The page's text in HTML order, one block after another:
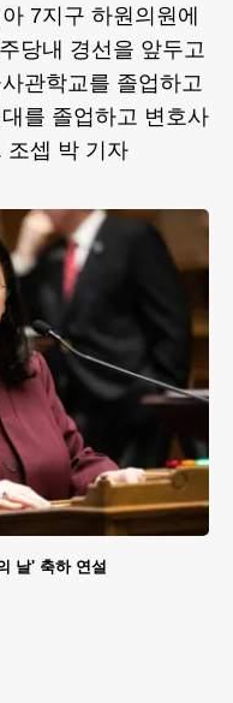
7지구 하원의원에
당내 경선을 앞두고
관학교를 졸업하고
를 졸업하고 변호사
조셉 박 기자
날' 축하 연설